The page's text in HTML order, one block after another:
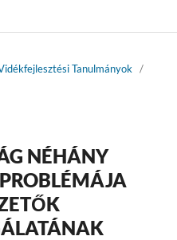
Tanulmányok /
NÉHÁNY